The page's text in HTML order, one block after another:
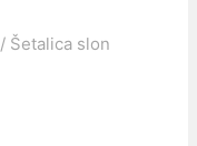
/ Šetalica slon